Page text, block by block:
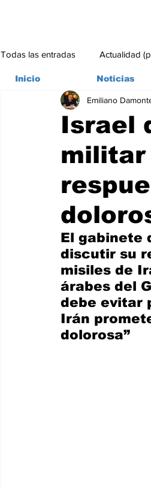
Todas las entradas Actualidad
Ambiente
Israel
militar
Emiliano
El gabinete
discutir su
misiles de
árabes del
debe evitar
Irán
dolorosa”
Inicio Noticias